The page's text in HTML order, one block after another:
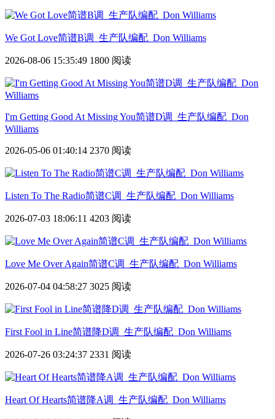
We Got Love简谱B调_生产队编配_Don Williams
2026-08-06 15:35:49 1800 阅读
I'm Getting Good At Missing You简谱D调_生产队编配_Don
Williams
2026-05-06 01:40:14 2370 阅读
Listen To The Radio简谱C调_生产队编配_Don Williams
2026-07-03 18:06:11 4203 阅读
Love Me Over Again简谱C调_生产队编配_Don Williams
2026-07-04 04:58:27 3025 阅读
First Fool in Line简谱降D调_生产队编配_Don Williams
2026-07-26 03:24:37 2331 阅读
Heart Of Hearts简谱降A调_生产队编配_Don Williams